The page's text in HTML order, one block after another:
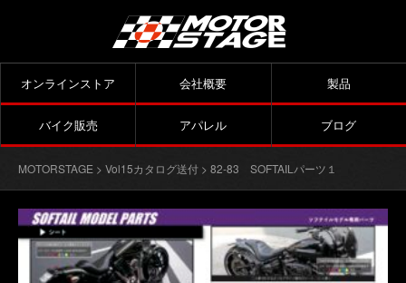
オンラインストア 会社概要 製品
バイク販売 アパレル ブログ
MOTORSTAGE > Vol15カタログ送付 > 82-83 SOFTAILパーツ１